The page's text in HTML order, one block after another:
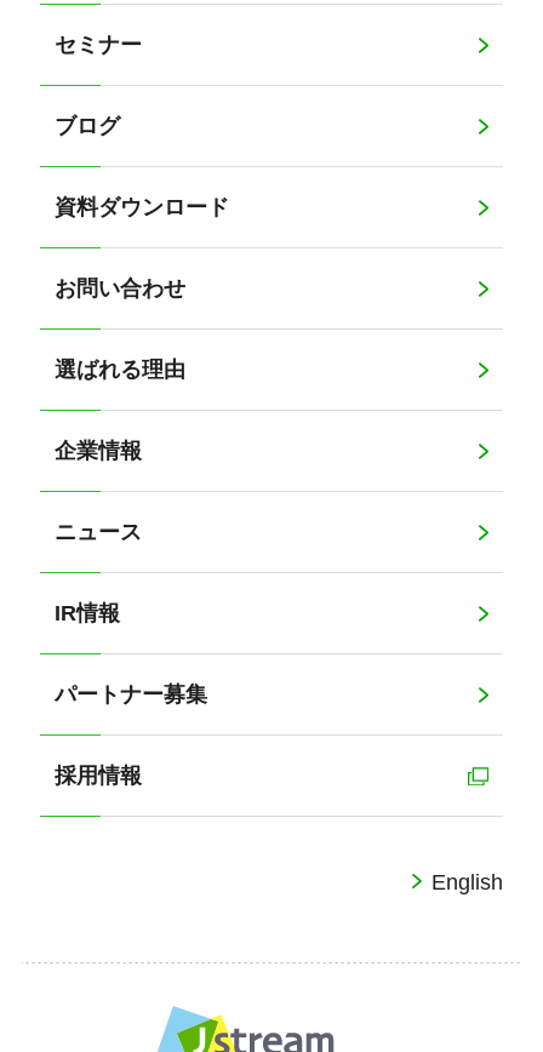
セミナー
ブログ
資料ダウンロード
お問い合わせ
選ばれる理由
企業情報
ニュース
IR情報
パートナー募集
採用情報
English